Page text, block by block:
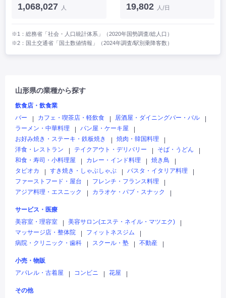
1,068,027 人 19,802 人/日
※1：総務省「社会・人口統計体系」（2020年国勢調査/総人口）
※2：国土交通省「国土数値情報」（2024年調査/駅別乗降客数）
山形県の業種から探す
飲食店・飲食業
バー
カフェ・喫茶店・軽飲食 居酒屋・ダイニングバー・バル
ラーメン・中華料理
パン屋・ケーキ屋
お好み焼き・ステーキ・鉄板焼き
焼肉・韓国料理
洋食・レストラン
テイクアウト・デリバリー そば・うどん
和食・寿司・小料理屋
カレー・インド料理 焼き鳥
タピオカ
すき焼き・しゃぶしゃぶ パスタ・イタリア料理
ファーストフード・屋台
フレンチ・フランス料理
アジア料理・エスニック
カラオケ・パブ・スナック
サービス・医療
美容室・理容室
美容サロン(エステ・ネイル・マツエク)
マッサージ店・整体院
フィットネスジム
病院・クリニック・歯科
スクール・塾 不動産
小売・物販
アパレル・古着屋
コンビニ 花屋
その他